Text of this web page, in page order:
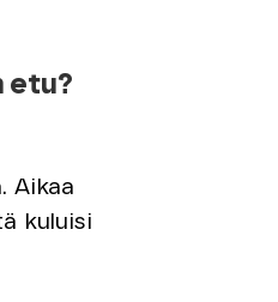
etu?
Aikaa
kuluisi